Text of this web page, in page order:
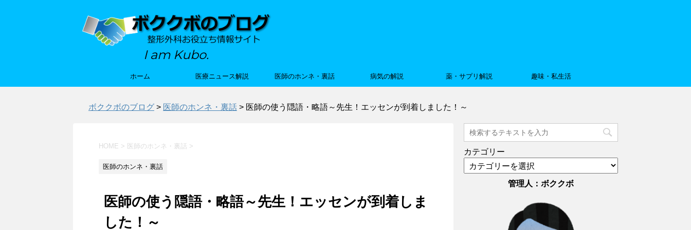
I am Kubo.
ホーム 医療ニュース解説 医師のホンネ・裏話 病気の解説 薬・サプリ解説 趣味・私生活
ボククボのブログ > 医師のホンネ・裏話 > 医師の使う隠語・略語～先生！エッセンが到着しました！～
HOME > 医師のホンネ・裏話 >
医師のホンネ・裏話
医師の使う隠語・略語～先生！エッセンが到着しま
した！～
カテゴリー
管理人：ボククボ